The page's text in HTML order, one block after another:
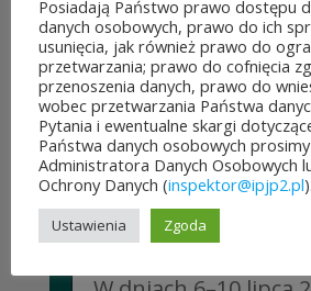
po...
CZYTAJ DALEJ
JUBILEUSZOWE XXV
DUCHOWIEŃSTWA W SZACHACH
KLASYCZNYCH.
Posiadają Państwo prawo dostępu
danych osobowych, prawo do ich
usunięcia, jak również prawo do
przetwarzania; prawo do cofnięcia
przenoszenia danych, prawo do
wobec przetwarzania Państwa
Pytania i ewentualne skargi
Państwa danych osobowych
Administratora Danych Osobowych
Ochrony Danych (inspektor@ipjp2.pl).
Ustawienia Zgoda